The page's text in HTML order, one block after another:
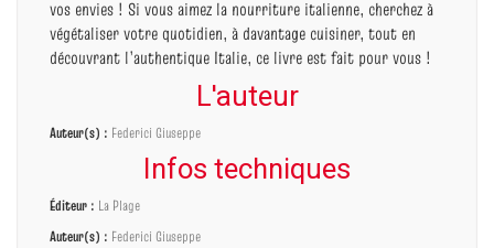
vos envies ! Si vous aimez la nourriture italienne, cherchez à
végétaliser votre quotidien, à davantage cuisiner, tout en
découvrant l’authentique Italie, ce livre est fait pour vous !
L'auteur
Auteur(s) : Federici Giuseppe
Infos techniques
Éditeur : La Plage
Auteur(s) : Federici Giuseppe